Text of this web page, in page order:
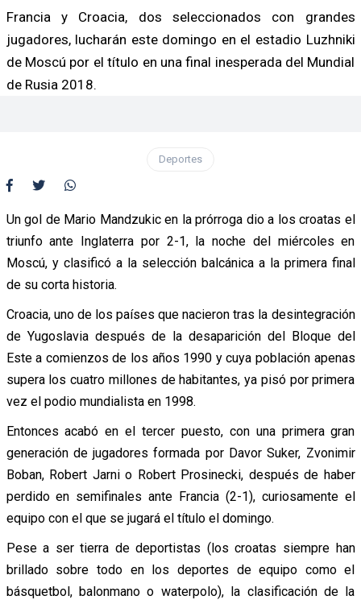
Francia y Croacia, dos seleccionados con grandes
jugadores, lucharán este domingo en el estadio Luzhniki
de Moscú por el título en una final inesperada del Mundial
de Rusia 2018.
Deportes
Un gol de Mario Mandzukic en la prórroga dio a los croatas el
triunfo ante Inglaterra por 2-1, la noche del miércoles en
Moscú, y clasificó a la selección balcánica a la primera final
de su corta historia.
Croacia, uno de los países que nacieron tras la desintegración
de Yugoslavia después de la desaparición del Bloque del
Este a comienzos de los años 1990 y cuya población apenas
supera los cuatro millones de habitantes, ya pisó por primera
vez el podio mundialista en 1998.
Entonces acabó en el tercer puesto, con una primera gran
generación de jugadores formada por Davor Suker, Zvonimir
Boban, Robert Jarni o Robert Prosinecki, después de haber
perdido en semifinales ante Francia (2-1), curiosamente el
equipo con el que se jugará el título el domingo.
Pese a ser tierra de deportistas (los croatas siempre han
brillado sobre todo en los deportes de equipo como el
básquetbol, balonmano o waterpolo), la clasificación de la